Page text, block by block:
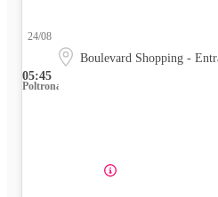
05:45
24/08
Boulevard Shopping -
Poltrona